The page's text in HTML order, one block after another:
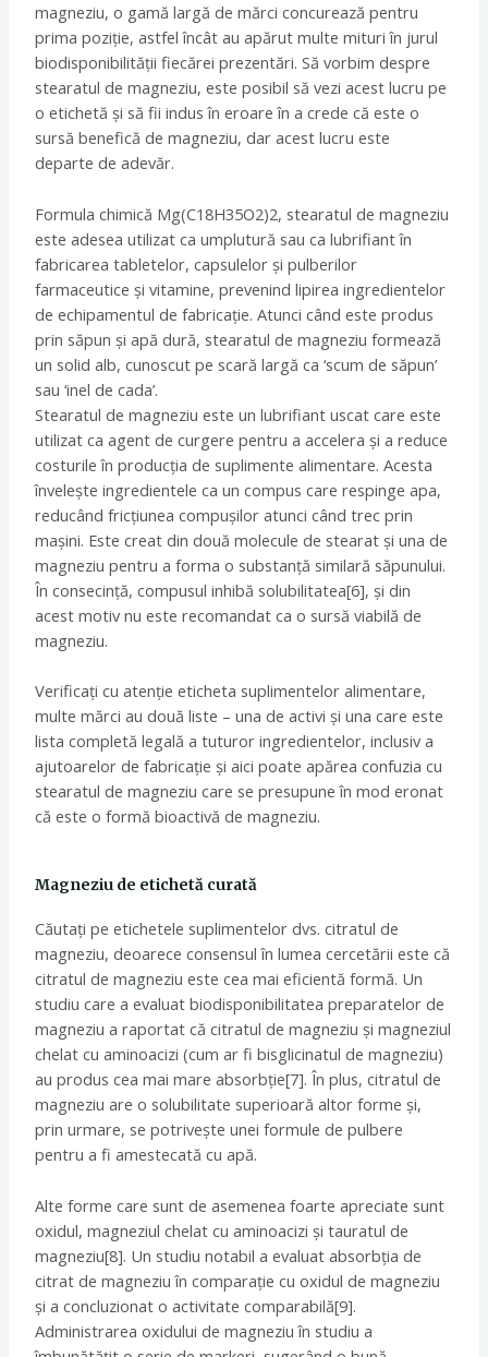
magneziu, o gamă largă de mărci concurează pentru
prima poziție, astfel încât au apărut multe mituri în jurul
biodisponibilității fiecărei prezentări. Să vorbim despre
stearatul de magneziu, este posibil să vezi acest lucru pe
o etichetă și să fii indus în eroare în a crede că este o
sursă benefică de magneziu, dar acest lucru este
departe de adevăr.
Formula chimică Mg(C18H35O2)2, stearatul de magneziu
este adesea utilizat ca umplutură sau ca lubrifiant în
fabricarea tabletelor, capsulelor și pulberilor
farmaceutice și vitamine, prevenind lipirea ingredientelor
de echipamentul de fabricație. Atunci când este produs
prin săpun și apă dură, stearatul de magneziu formează
un solid alb, cunoscut pe scară largă ca ‘scum de săpun’
sau ‘inel de cada’.
Stearatul de magneziu este un lubrifiant uscat care este
utilizat ca agent de curgere pentru a accelera și a reduce
costurile în producția de suplimente alimentare. Acesta
învelește ingredientele ca un compus care respinge apa,
reducând fricțiunea compușilor atunci când trec prin
mașini. Este creat din două molecule de stearat și una de
magneziu pentru a forma o substanță similară săpunului.
În consecință, compusul inhibă solubilitatea[6], și din
acest motiv nu este recomandat ca o sursă viabilă de
magneziu.
Verificați cu atenție eticheta suplimentelor alimentare,
multe mărci au două liste – una de activi și una care este
lista completă legală a tuturor ingredientelor, inclusiv a
ajutoarelor de fabricație și aici poate apărea confuzia cu
stearatul de magneziu care se presupune în mod eronat
că este o formă bioactivă de magneziu.
Magneziu de etichetă curată
Căutați pe etichetele suplimentelor dvs. citratul de
magneziu, deoarece consensul în lumea cercetării este că
citratul de magneziu este cea mai eficientă formă. Un
studiu care a evaluat biodisponibilitatea preparatelor de
magneziu a raportat că citratul de magneziu și magneziul
chelat cu aminoacizi (cum ar fi bisglicinatul de magneziu)
au produs cea mai mare absorbție[7]. În plus, citratul de
magneziu are o solubilitate superioară altor forme și,
prin urmare, se potrivește unei formule de pulbere
pentru a fi amestecată cu apă.
Alte forme care sunt de asemenea foarte apreciate sunt
oxidul, magneziul chelat cu aminoacizi și tauratul de
magneziu[8]. Un studiu notabil a evaluat absorbția de
citrat de magneziu în comparație cu oxidul de magneziu
și a concluzionat o activitate comparabilă[9].
Administrarea oxidului de magneziu în studiu a